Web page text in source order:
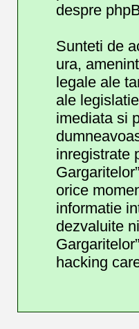
despre
Sunteti de
ura,
legale ale
ale
imediata si
inregistrate
orice
informatie
dezvaluite
hacking